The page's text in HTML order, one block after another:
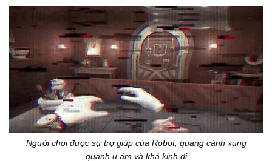
Người chơi được sự trợ giúp của Robot, quang cảnh xung
quanh u ám và khá kinh dị